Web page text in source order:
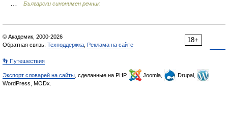
Български синонимен речник
18+
© Академик, 2000-2026
Обратная связь: Техподдержка Реклама на сайте
👣 Путешествия
Экспорт словарей на сайты , сделанные на PHP, Joomla,
Drupal,
WordPress, MODx.